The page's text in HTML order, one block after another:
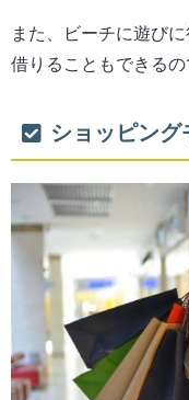
また、ビーチに遊び
借りることもできるの
ショッピン